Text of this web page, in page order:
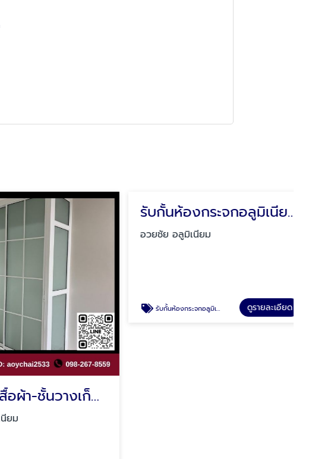
ติดตั้งตู้เสื้อผ้า-ชั้นวางเก็บของ-บานซิงค์ คลองสามวา